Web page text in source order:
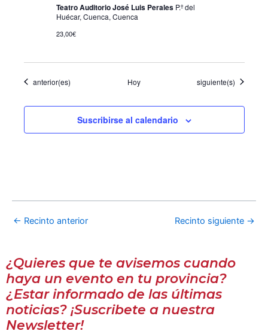
Teatro Auditorio José Luis Perales P.º del
Huécar, Cuenca, Cuenca
23,00€
Eventos
anterior(es) Hoy Eventos
siguiente(s)
Suscribirse al calendario
← Recinto anterior Recinto siguiente →
¿Quieres que te avisemos cuando
haya un evento en tu provincia?
¿Estar informado de las últimas
noticias? ¡Suscribete a nuestra
Newsletter!